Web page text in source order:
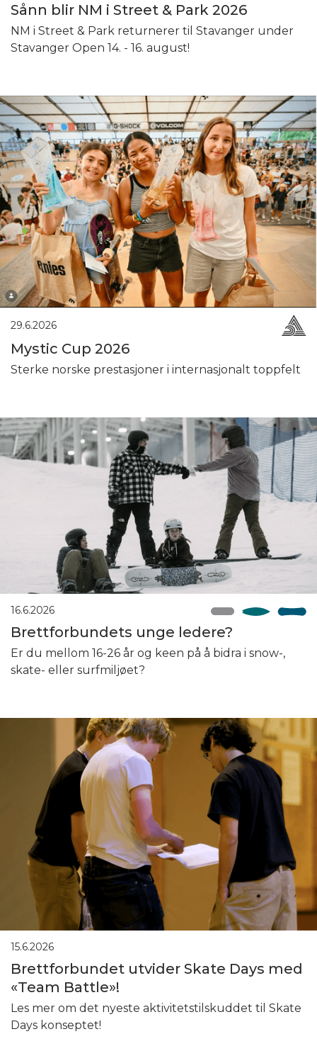
Sånn blir NM i Street & Park 2026
NM i Street & Park returnerer til Stavanger under
Stavanger Open 14. - 16. august!
29.6.2026
Mystic Cup 2026
Sterke norske prestasjoner i internasjonalt toppfelt
16.6.2026
Brettforbundets unge ledere?
Er du mellom 16-26 år og keen på å bidra i snow-,
skate- eller surfmiljøet?
15.6.2026
Brettforbundet utvider Skate Days med
«Team Battle»!
Les mer om det nyeste aktivitetstilskuddet til Skate
Days konseptet!